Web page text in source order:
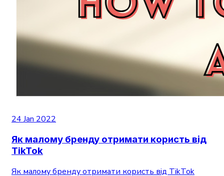
24 Jan 2022
Як малому бренду отримати користь від
TikTok
Як малому бренду отримати користь від TikTok